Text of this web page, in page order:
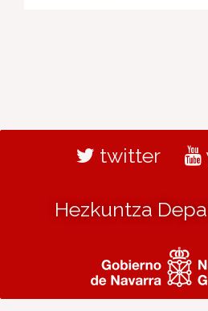
twitter
Hezkuntza